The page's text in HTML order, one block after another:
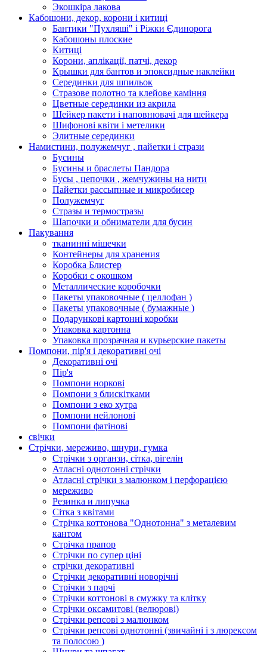
Экошкiра лакова
Кабошони, декор, корони і китиці
Бантики "Пухляші" і Ріжки Єдинорога
Кабошоны плоские
Китиці
Корони, аплікації, патчі, декор
Крышки для бантов и эпоксидные наклейки
Серединки для шпильок
Стразове полотно та клейове каміння
Цветные серединки из акрила
Шейкер пакети і наповнювачі для шейкера
Шифонові квіти і метелики
Элитные серединки
Намистини, полужемчуг , пайетки і стрази
Бусины
Бусины и браслеты Пандора
Бусы , цепочки , жемчужины на нити
Пайетки рассыпные и микробисер
Полужемчуг
Стразы и термостразы
Шапочки и обниматели для бусин
Пакування
тканинні мішечки
Контейнеры для хранения
Коробка Блистер
Коробки с окошком
Металлические коробочки
Пакеты упаковочные ( целлофан )
Пакеты упаковочные ( бумажные )
Подарункові картонні коробки
Упаковка картонна
Упаковка прозрачная и курьерские пакеты
Помпони, пір'я і декоративні очі
Декоративні очі
Пір'я
Помпони норкові
Помпони з блискітками
Помпони з еко хутра
Помпони нейлонові
Помпони фатінові
свічки
Стрічки, мереживо, шнури, гумка
Стрічки з органзи, сітка, рігелін
Атласні однотонні стрічки
Атласні стрічки з малюнком і перфорацією
мереживо
Резинка и липучка
Сітка з квітами
Стрічка коттонова "Однотонна" з металевим
кантом
Стрічка прапор
Стрічки по супер ціні
стрічки декоративні
Стрічки декоративні новорічні
Стрічки з парчі
Стрічки коттонові в смужку та клітку
Стрічки оксамитові (велюрові)
Стрічки репсові з малюнком
Стрічки репсові однотонні (звичайні і з люрексом
та полосою )